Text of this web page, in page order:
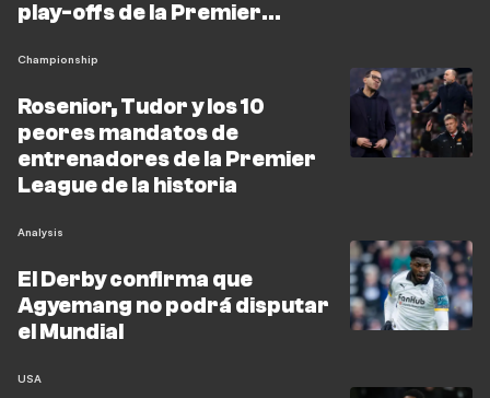
play-offs de la Premier
Championship
Rosenior, Tudor y los 10
peores mandatos de
entrenadores de la Premier
League de la historia
Analysis
El Derby confirma que
Agyemang no podrá disputar
el Mundial
USA